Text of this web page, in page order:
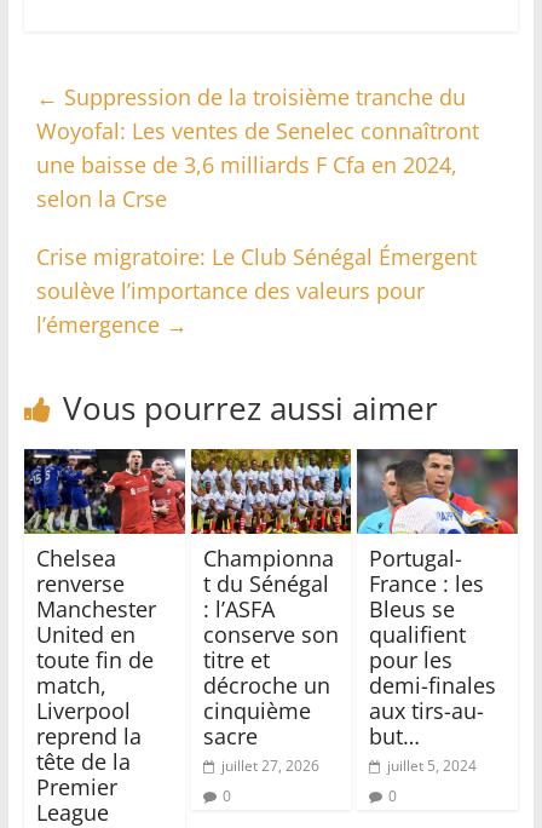
← Suppression de la troisième tranche du
Woyofal: Les ventes de Senelec connaîtront
une baisse de 3,6 milliards F Cfa en 2024,
selon la Crse
Crise migratoire: Le Club Sénégal Émergent
soulève l’importance des valeurs pour
l’émergence →
Vous pourrez aussi aimer
Chelsea
renverse
Manchester
United en
toute fin de
match,
Liverpool
reprend la
tête de la
Premier
League
‎Championna
t du Sénégal
: l’ASFA
conserve son
titre et
décroche un
cinquième
sacre
juillet 27, 2026
0
Portugal-
France : les
Bleus se
qualifient
pour les
demi-finales
aux tirs-au-
but…
juillet 5, 2024
0